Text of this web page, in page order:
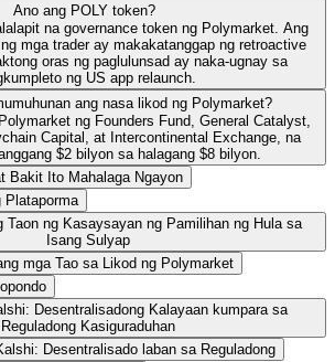
Ano ang POLY token?
na governance token ng Polymarket. Ang
mga trader ay makakatanggap ng retroactive
oras ng paglulunsad ay naka-ugnay sa
ng US app relaunch.
ang nasa likod ng Polymarket?
ng Founders Fund, General Catalyst,
Capital, at Intercontinental Exchange, na
$2 bilyon sa halagang $8 bilyon.
Bakit Ito Mahalaga Ngayon
Plataporma
Taon ng Kasaysayan ng Pamilihan ng Hula sa
Isang Sulyap
mga Tao sa Likod ng Polymarket
Desentralisadong Kalayaan kumpara sa
Reguladong Kasiguraduhan
Desentralisado laban sa Reguladong